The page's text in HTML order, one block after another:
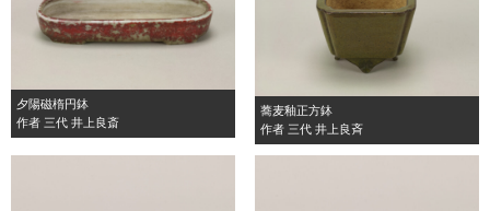
夕陽磁楕円鉢
作者 三代 井上良斎
蕎麦釉正方鉢
作者 三代 井上良斉